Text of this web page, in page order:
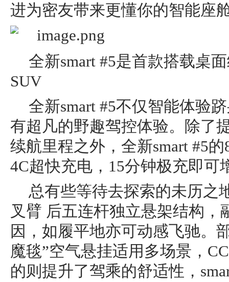
进为密友带来更懂你的智能座
全新smart #5是首款搭载桌
SUV
全新smart #5不仅智能体验
有超凡的野趣驾控体验。除了
续航里程之外，全新smart #5
4C超快充电，15分钟极充即可
总有些等待去探索的未历之
叉臂 后五连杆独立悬架结构，
因，如履平地亦可动感飞驰。
魔毯”空气悬挂适用多场景，
的则提升了驾乘的舒适性，